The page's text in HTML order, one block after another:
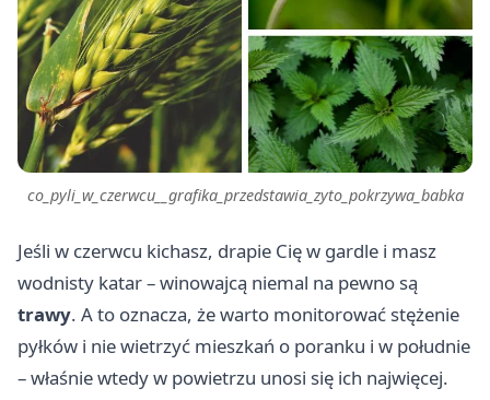
co_pyli_w_czerwcu__grafika_przedstawia_zyto_pokrzywa_babka
Jeśli w czerwcu kichasz, drapie Cię w gardle i masz
wodnisty katar – winowajcą niemal na pewno są
trawy. A to oznacza, że warto monitorować stężenie
pyłków i nie wietrzyć mieszkań o poranku i w południe
– właśnie wtedy w powietrzu unosi się ich najwięcej.